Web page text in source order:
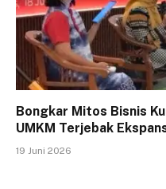
Bongkar Mitos Bisnis
UMKM Terjebak
19 Juni 2026